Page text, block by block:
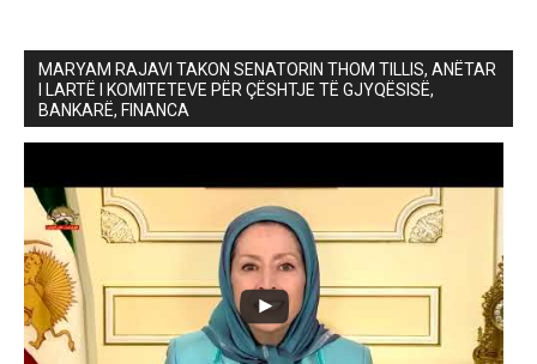
MARYAM RAJAVI TAKON SENATORIN THOM TILLIS, ANËTAR
I LARTË I KOMITETEVE PËR ÇËSHTJE TË GJYQËSISË,
BANKARË, FINANCA